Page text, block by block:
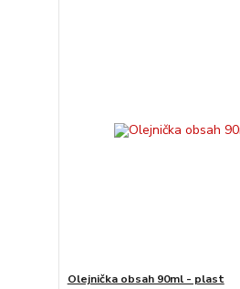
Olejnička obsah 90ml - plast